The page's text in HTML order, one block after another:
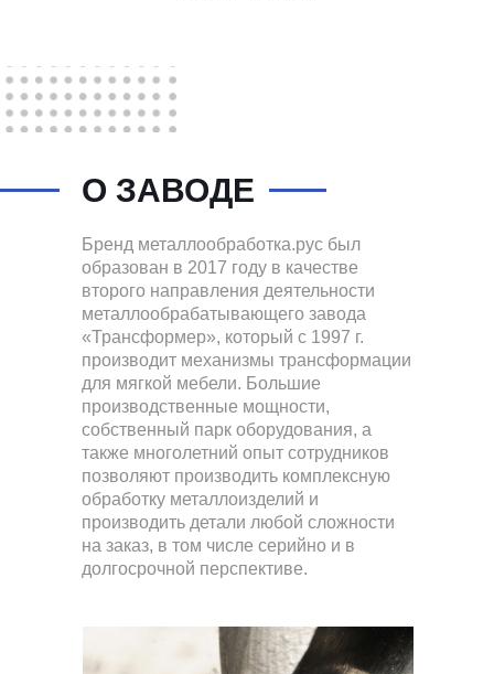
О ЗАВОДЕ
Бренд металлообработка.рус был
образован в 2017 году в качестве
второго направления деятельности
металлообрабатывающего завода
«Трансформер», который с 1997 г.
производит механизмы трансформации
для мягкой мебели. Большие
производственные мощности,
собственный парк оборудования, а
также многолетний опыт сотрудников
позволяют производить комплексную
обработку металлоизделий и
производить детали любой сложности
на заказ, в том числе серийно и в
долгосрочной перспективе.